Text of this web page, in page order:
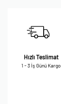
Hızlı Teslimat
1 - 3 İş Günü Kargo